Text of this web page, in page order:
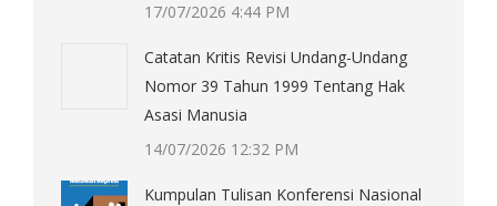
17/07/2026 4:44 PM
Catatan Kritis Revisi Undang-Undang
Nomor 39 Tahun 1999 Tentang Hak
Asasi Manusia
14/07/2026 12:32 PM
Kumpulan Tulisan Konferensi Nasional